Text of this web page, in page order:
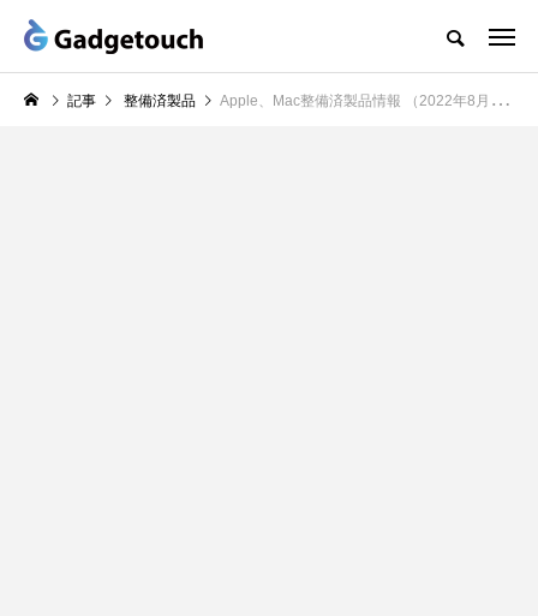
記事 整備済製品 Apple、Mac整備済製品情報 （2022年8月15日）ー 14インチ、16インチMacBook Proなど大量復活中！